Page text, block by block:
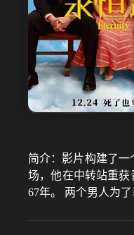
简介： 影片构建了一
场，他在中转站重
67年。 两个男人为